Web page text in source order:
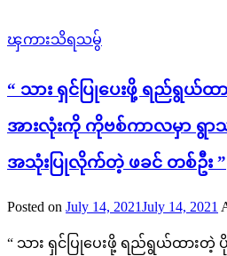
ၾကားသိရသမွ်
“ သား ရှင်ပြုပေးဖို့ ရည်ရွယ်
အားလုံးကို ကိုဗစ်ကာလမှာ ရွ
အသုံးပြုလိုက်တဲ့ ဖခင် တစ်ဦး ”
Posted on July 14, 2021July 14, 2021
“ သား ရှင်ပြုပေးဖို့ ရည်ရွယ်ထား